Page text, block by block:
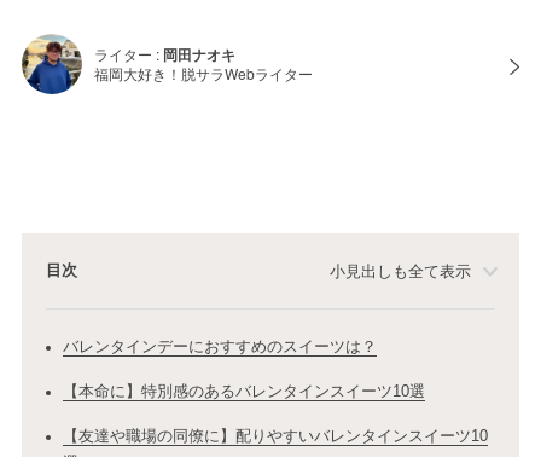
ライター : 岡田ナオキ
福岡大好き！脱サラWebライター
目次 小見出しも全て表示
バレンタインデーにおすすめのスイーツは？
【本命に】特別感のあるバレンタインスイーツ10選
【友達や職場の同僚に】配りやすいバレンタインスイーツ10